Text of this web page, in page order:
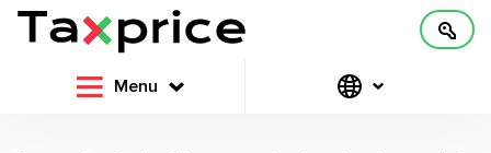
Menu